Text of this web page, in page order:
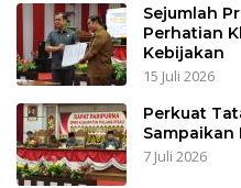
Sejumlah
Perhatian
Kebijakan
15 Juli 2026
Perkuat
Sampaikan
7 Juli 2026